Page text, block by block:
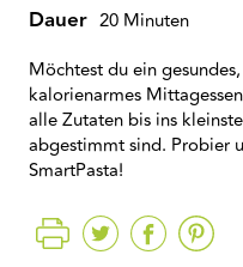
Dauer 20 Minuten
Möchtest du ein
kalorienarmes
alle Zutaten bis ins
abgestimmt sind. Probier
SmartPasta!